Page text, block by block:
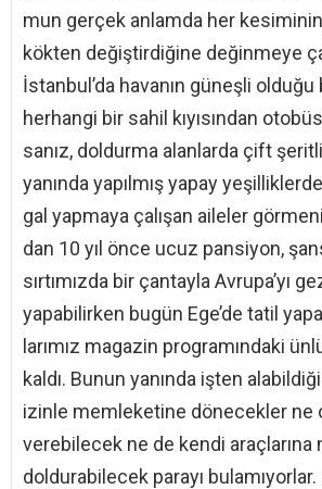
mun gerçek anlamda her kesiminin
kökten değiştirdiğine değinmeye
İstanbul’da havanın güneşli
herhangi bir sahil kıyısından
sanız, doldurma alanlarda çift
yanında yapılmış yapay yeşilliklerde
gal yapmaya çalışan aileler
dan 10 yıl önce ucuz pansiyon,
sırtımızda bir çantayla Avrupa’yı
yapabilirken bugün Ege’de tatil
larımız magazin programındaki
kaldı. Bunun yanında işten
izinle memleketine dönecekler ne
verebilecek ne de kendi araçlarına
doldurabilecek parayı